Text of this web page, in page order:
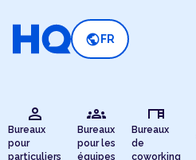
public FR
person
Bureaux
pour
particuliers
groups
Bureaux
pour les
équipes
desk
Bureaux
de
coworking